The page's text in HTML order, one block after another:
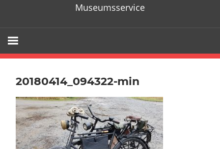
Museumsservice
20180414_094322-min